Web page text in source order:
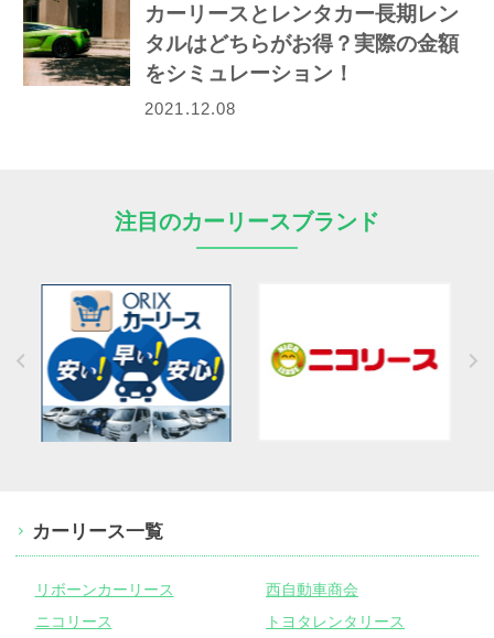
カーリースとレンタカー長期レン
タルはどちらがお得？実際の金額
をシミュレーション！
2021.12.08
注目のカーリースブランド
カーリース一覧
リボーンカーリース
西自動車商会
ニコリース
トヨタレンタリース